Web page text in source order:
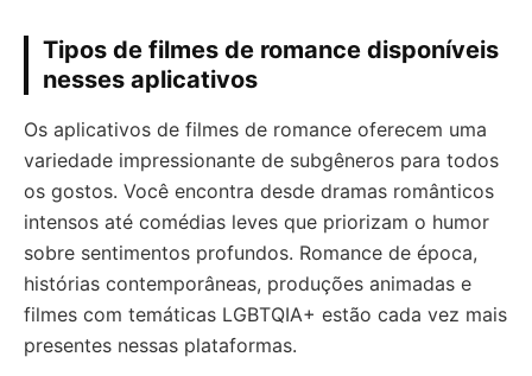
Tipos de filmes de romance disponíveis
nesses aplicativos
Os aplicativos de filmes de romance oferecem uma
variedade impressionante de subgêneros para todos
os gostos. Você encontra desde dramas românticos
intensos até comédias leves que priorizam o humor
sobre sentimentos profundos. Romance de época,
histórias contemporâneas, produções animadas e
filmes com temáticas LGBTQIA+ estão cada vez mais
presentes nessas plataformas.